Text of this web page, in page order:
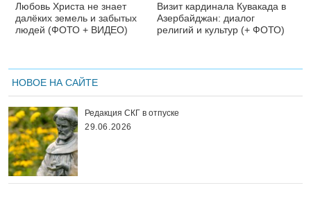
Любовь Христа не знает
далёких земель и забытых
людей (ФОТО + ВИДЕО)
Визит кардинала Кувакада в
Азербайджан: диалог
религий и культур (+ ФОТО)
НОВОЕ НА САЙТЕ
Редакция СКГ в отпуске
29.06.2026